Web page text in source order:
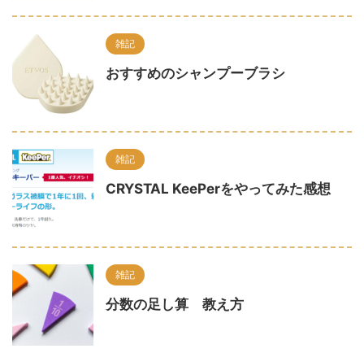
雑記
おすすめのシャンプーブラシ
雑記
CRYSTAL KeePerをやってみた感想
雑記
分数の足し算 教え方